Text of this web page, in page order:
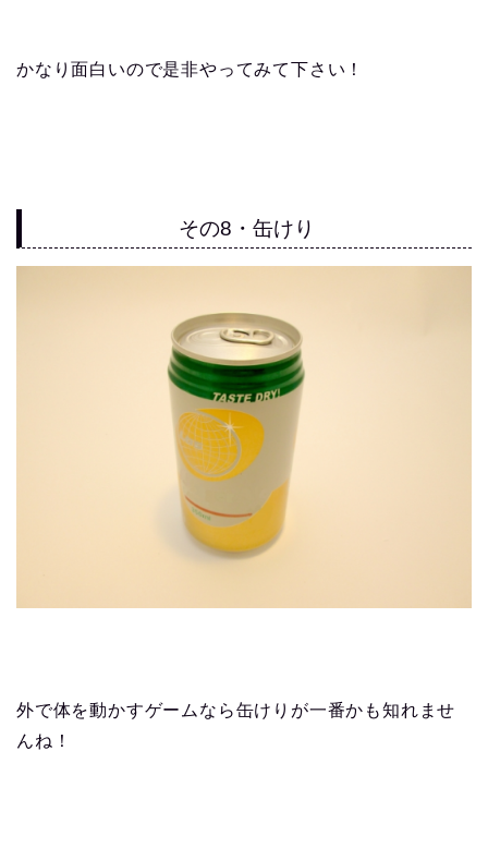
かなり面白いので是非やってみて下さい！
その8・缶けり
外で体を動かすゲームなら缶けりが一番かも知れませ
んね！